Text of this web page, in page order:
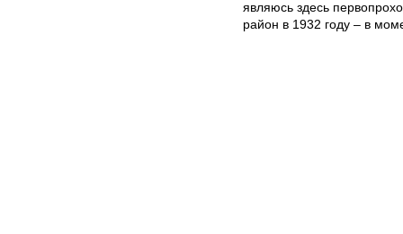
являюсь здесь
район в 1932 году – в